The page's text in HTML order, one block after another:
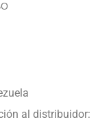
al distribuidor: